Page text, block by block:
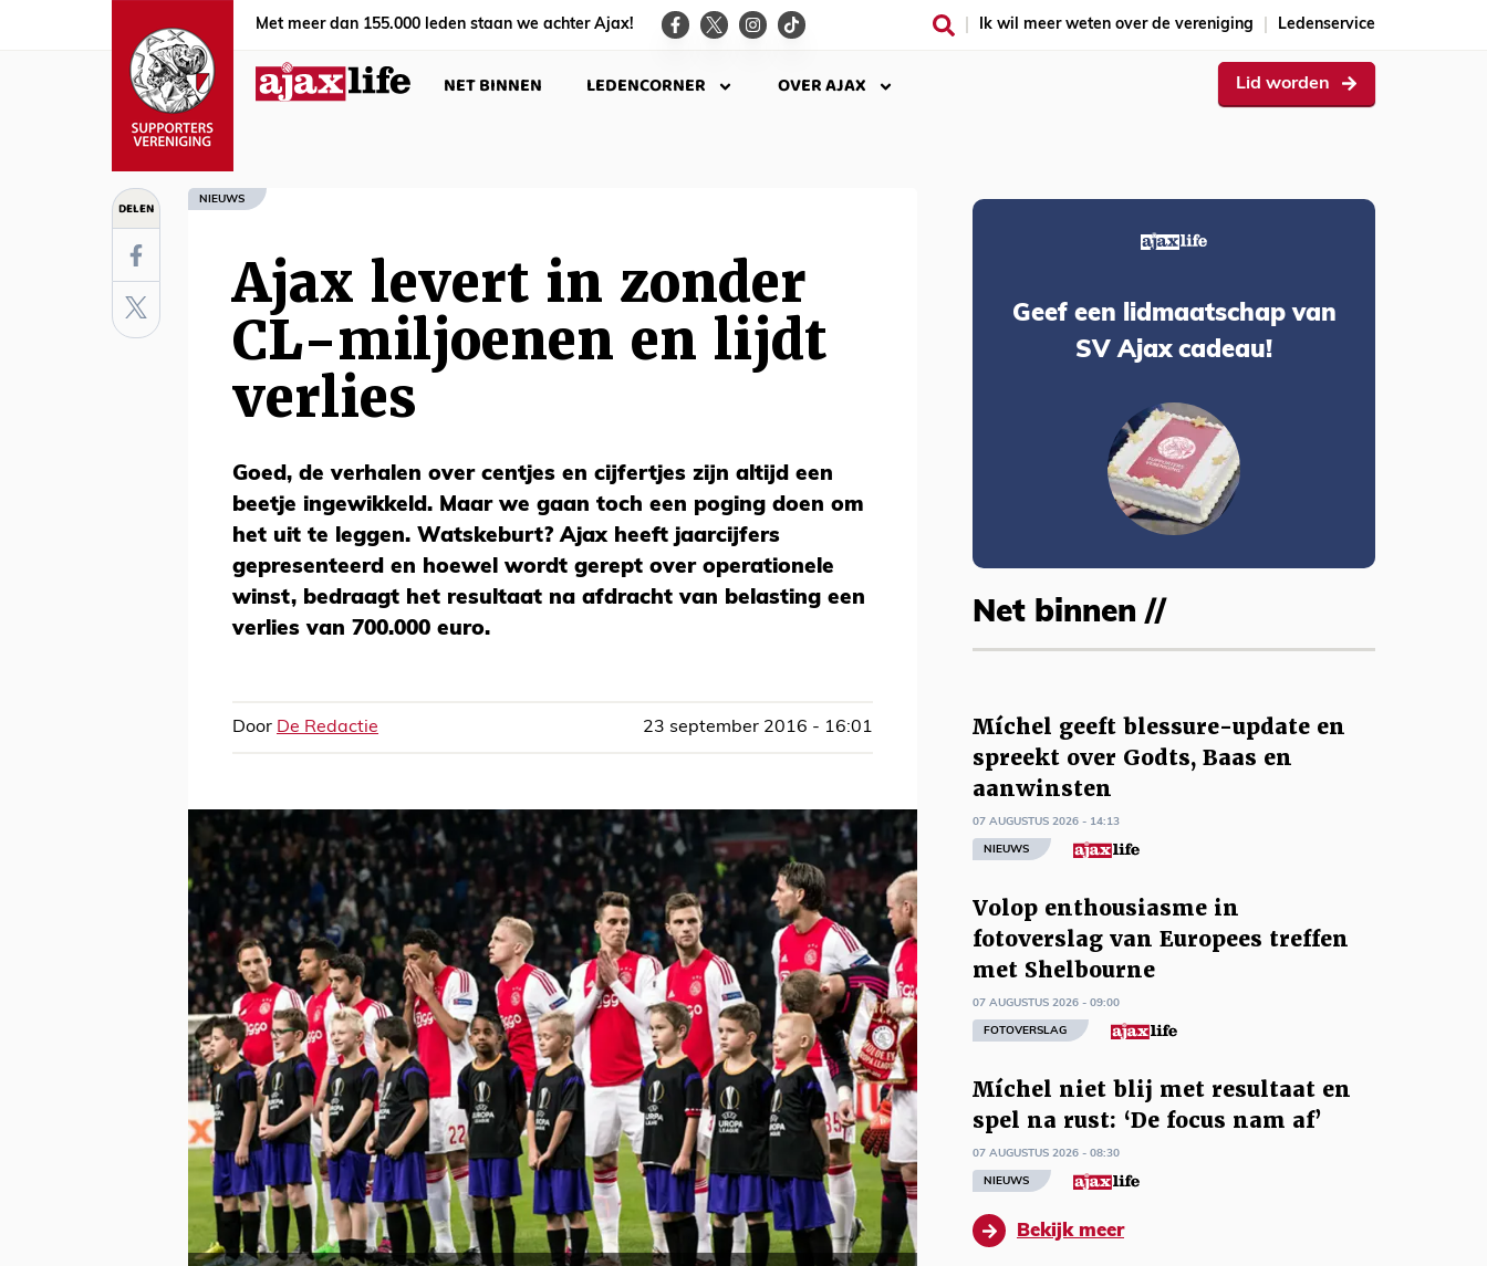
Met meer dan 155.000 leden staan we achter Ajax! Ik wil meer weten over de vereniging Ledenservice
NET BINNEN LEDENCORNER OVER AJAX Lid worden
DELEN NIEUWS
Ajax levert in zonder
CL-miljoenen en lijdt
verlies
Goed, de verhalen over centjes en cijfertjes zijn altijd een
beetje ingewikkeld. Maar we gaan toch een poging doen om
het uit te leggen. Watskeburt? Ajax heeft jaarcijfers
gepresenteerd en hoewel wordt gerept over operationele
winst, bedraagt het resultaat na afdracht van belasting een
verlies van 700.000 euro.
Door De Redactie 23 september 2016 - 16:01
Geef een lidmaatschap van
SV Ajax cadeau!
Net binnen //
Míchel geeft blessure-update en
spreekt over Godts, Baas en
aanwinsten
07 AUGUSTUS 2026 - 14:13
NIEUWS
Volop enthousiasme in
fotoverslag van Europees treffen
met Shelbourne
07 AUGUSTUS 2026 - 09:00
FOTOVERSLAG
Míchel niet blij met resultaat en
spel na rust: ‘De focus nam af’
07 AUGUSTUS 2026 - 08:30
NIEUWS
Bekijk meer